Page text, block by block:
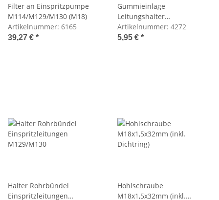
Filter an Einspritzpumpe
M114/M129/M130 (M18)
Artikelnummer: 6165
39,27 € *
Gummieinlage
Leitungshalter
M127/129/130/189
Artikelnummer: 4272
5,95 € *
Halter Rohrbündel
Einspritzleitungen
Hohlschraube
M18x1,5x32mm (inkl.